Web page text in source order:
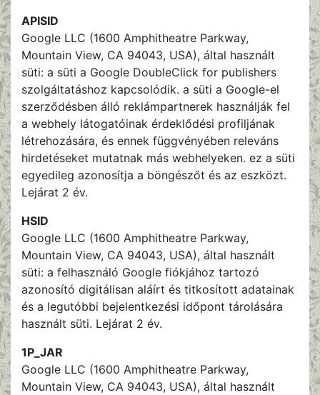
APISID
Google LLC (1600 Amphitheatre Parkway,
Mountain View, CA 94043, USA), által használt
süti: a süti a Google DoubleClick for publishers
szolgáltatáshoz kapcsolódik. a süti a Google-el
szerződésben álló reklámpartnerek használják fel
a webhely látogatóinak érdeklődési profiljának
létrehozására, és ennek függvényében releváns
hirdetéseket mutatnak más webhelyeken. ez a süti
egyedileg azonosítja a böngészőt és az eszközt.
Lejárat 2 év.
HSID
Google LLC (1600 Amphitheatre Parkway,
Mountain View, CA 94043, USA), által használt
süti: a felhasználó Google fiókjához tartozó
azonosító digitálisan aláírt és titkosított adatainak
és a legutóbbi bejelentkezési időpont tárolására
használt süti. Lejárat 2 év.
1P_JAR
Google LLC (1600 Amphitheatre Parkway,
Mountain View, CA 94043, USA), által használt